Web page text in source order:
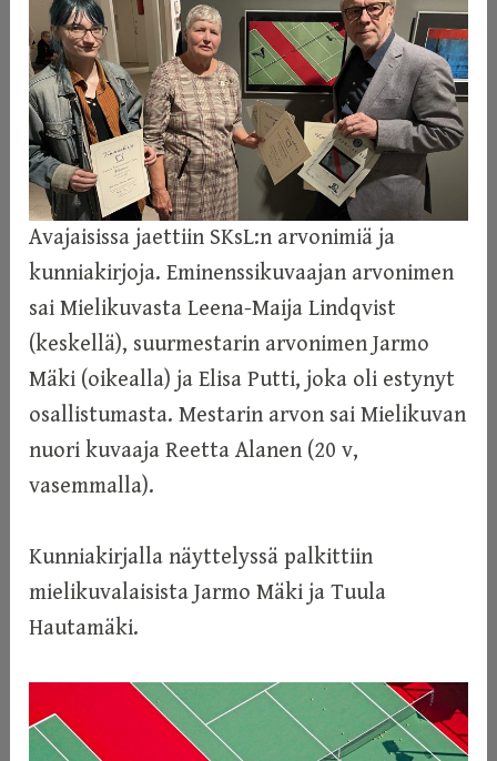
Avajaisissa jaettiin SKsL:n arvonimiä ja
kunniakirjoja. Eminenssikuvaajan arvonimen
sai Mielikuvasta Leena-Maija Lindqvist
(keskellä), suurmestarin arvonimen Jarmo
Mäki (oikealla) ja Elisa Putti, joka oli estynyt
osallistumasta. Mestarin arvon sai Mielikuvan
nuori kuvaaja Reetta Alanen (20 v,
vasemmalla).
Kunniakirjalla näyttelyssä palkittiin
mielikuvalaisista Jarmo Mäki ja Tuula
Hautamäki.